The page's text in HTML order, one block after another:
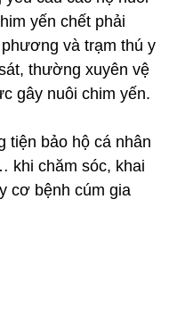
yến chết phải
và trạm thú y
thường xuyên vệ
gây nuôi chim yến.
tiện bảo hộ cá nhân
khi chăm sóc, khai
cơ bệnh cúm gia